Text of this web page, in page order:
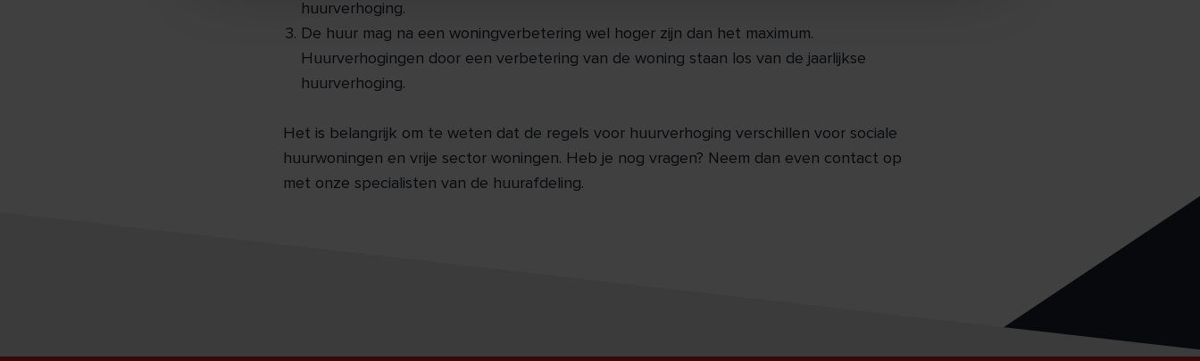
huurverhoging.
De huur mag na een woningverbetering wel hoger zijn dan het maximum.
Huurverhogingen door een verbetering van de woning staan los van de jaarlijkse
huurverhoging.
Het is belangrijk om te weten dat de regels voor huurverhoging verschillen voor sociale
huurwoningen en vrije sector woningen. Heb je nog vragen? Neem dan even contact op
met onze specialisten van de huurafdeling.